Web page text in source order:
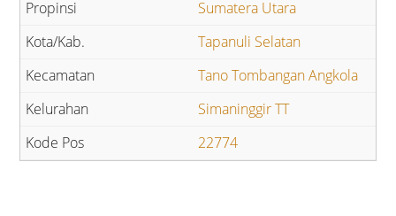
Sumatera Utara
Tapanuli Selatan
Tano Tombangan Angkola
Simaninggir TT
22774